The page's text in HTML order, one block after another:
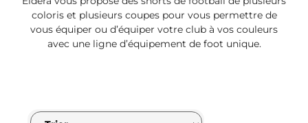
coloris et plusieurs coupes pour vous permettre de
vous équiper ou d’équiper votre club à vos couleurs
avec une ligne d’équipement de foot unique.